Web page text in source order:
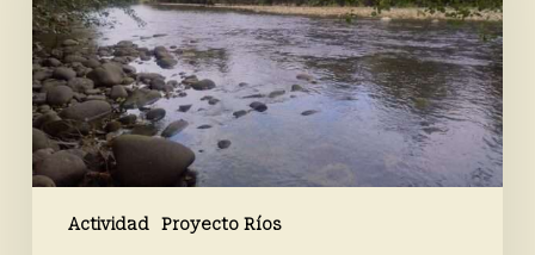
Actividad Proyecto Ríos
para
conocer
su
estado
de
salud
durante